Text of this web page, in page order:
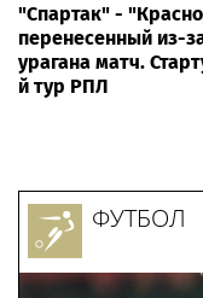
"Спартак" -
перенесенный из-
урагана матч.
й тур РПЛ
ФУТБОЛ